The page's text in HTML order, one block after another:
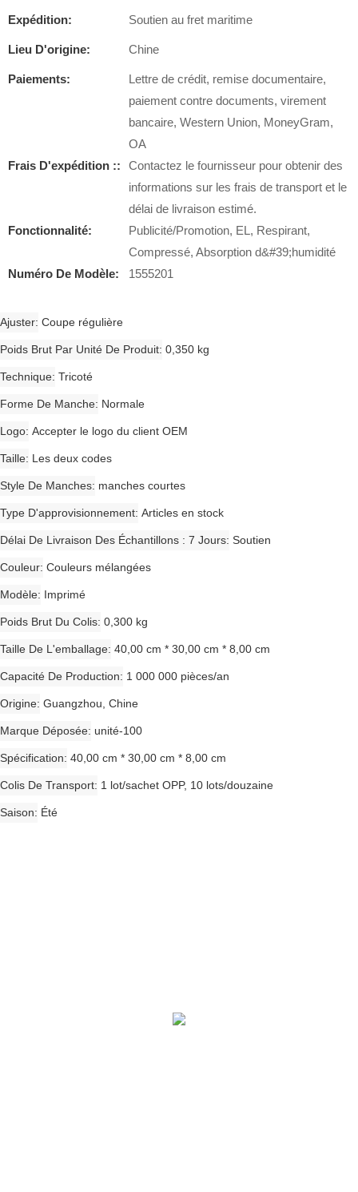
Expédition: Soutien au fret maritime
Lieu D'origine: Chine
Paiements:
Lettre de crédit, remise documentaire,
paiement contre documents, virement
bancaire, Western Union, MoneyGram,
OA
Frais D'expédition ::
Contactez le fournisseur pour obtenir des
informations sur les frais de transport et le
délai de livraison estimé.
Fonctionnalité:
Publicité/Promotion, EL, Respirant,
Compressé, Absorption d&#39;humidité
Numéro De Modèle:
1555201
Ajuster Coupe régulière
Poids Brut Par Unité De Produit 0,350 kg
Technique Tricoté
Forme De Manche Normale
Logo Accepter le logo du client OEM
Taille Les deux codes
Style De Manches manches courtes
Type D'approvisionnement Articles en stock
Délai De Livraison Des Échantillons : 7 Jours Soutien
Couleur Couleurs mélangées
Modèle Imprimé
Poids Brut Du Colis 0,300 kg
Taille De L'emballage 40,00 cm * 30,00 cm * 8,00 cm
Capacité De Production 1 000 000 pièces/an
Origine Guangzhou, Chine
Marque Déposée unité-100
Spécification 40,00 cm * 30,00 cm * 8,00 cm
Colis De Transport 1 lot/sachet OPP, 10 lots/douzaine
Saison Été